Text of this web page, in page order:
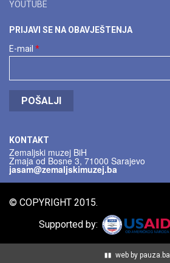
YOUTUBE
PRIJAVI SE NA OBAVJEŠTENJA
E-mail *
POŠALJI
KONTAKT
Zemaljski muzej BiH
Zmaja od Bosne 3, 71000 Sarajevo
jasam@zemaljskimuzej.ba
© COPYRIGHT 2015.
Supported by:
web by pauza.ba